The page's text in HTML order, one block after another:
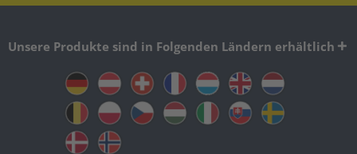
Unsere Produkte sind in Folgenden Ländern erhältlich